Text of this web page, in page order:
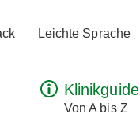
Leichte Sprache
Klinikguide
Von A bis Z